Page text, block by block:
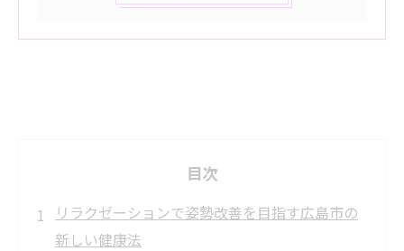
目次
リラクゼーションで姿勢改善を目指す広島市の
新しい健康法